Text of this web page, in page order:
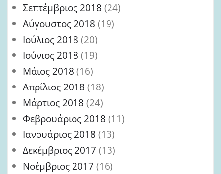
Σεπτέμβριος 2018 (24)
Αύγουστος 2018 (19)
Ιούλιος 2018 (20)
Ιούνιος 2018 (19)
Μάιος 2018 (16)
Απρίλιος 2018 (18)
Μάρτιος 2018 (24)
Φεβρουάριος 2018 (11)
Ιανουάριος 2018 (13)
Δεκέμβριος 2017 (13)
Νοέμβριος 2017 (16)